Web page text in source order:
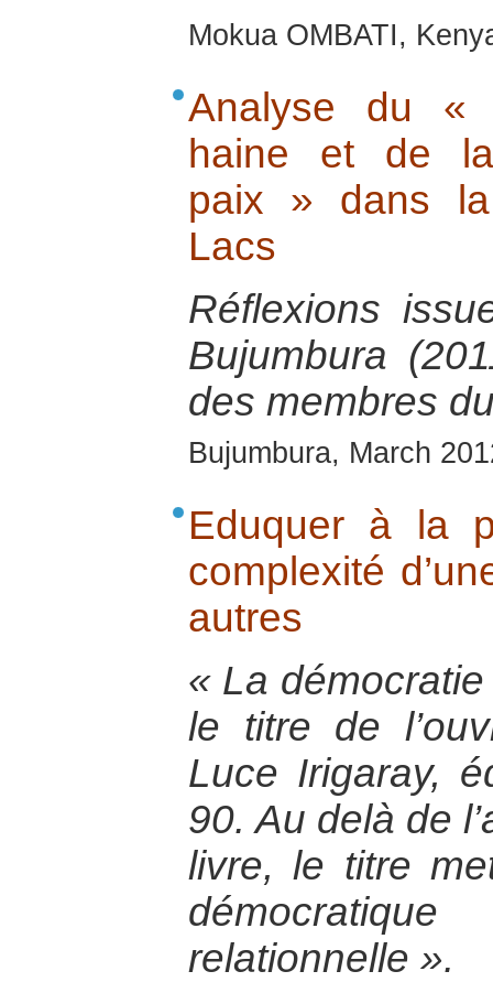
Mokua OMBATI,
Analyse du «
haine et de
paix » dans
Lacs
Réflexions
Bujumbura
des membres
Bujumbura, March
Eduquer à la
complexité
autres
« La
le titre de
Luce Irigaray,
90. Au delà de
livre, le titre
relationnelle ».